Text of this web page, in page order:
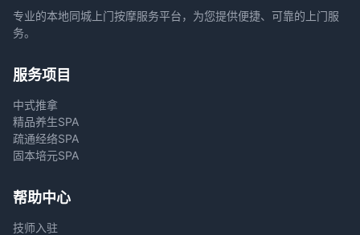
专业的本地同城上门按摩服务平台，为您提供便捷、可靠的上门服
务。
服务项目
中式推拿
精品养生SPA
疏通经络SPA
固本培元SPA
帮助中心
技师入驻